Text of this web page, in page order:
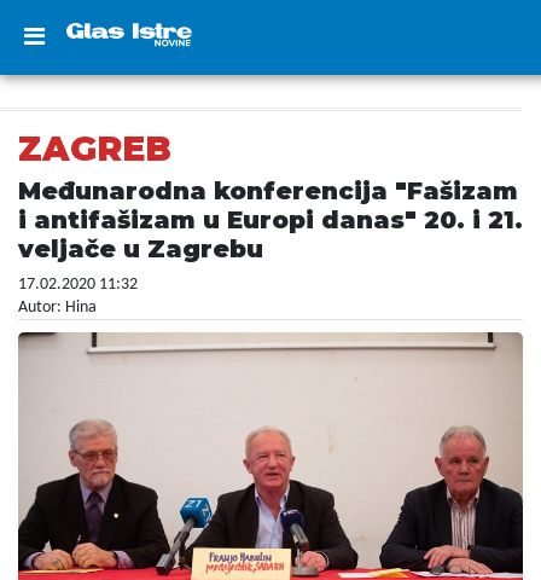
ZAGREB
Međunarodna konferencija "Fašizam
i antifašizam u Europi danas" 20. i 21.
veljače u Zagrebu
17.02.2020 11:32
Autor: Hina